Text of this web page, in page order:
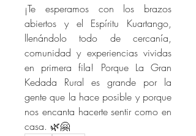
¡Te esperamos con los brazos
abiertos y el Espíritu Kuartango,
llenándolo todo de cercanía,
comunidad y experiencias vividas
en primera fila! Porque La Gran
Kedada Rural es grande por la
gente que la hace posible y porque
nos encanta hacerte sentir como en
casa. 🌿🤗